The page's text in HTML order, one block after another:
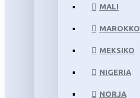
MALI
MAROKKO
MEKSIKO
NIGERIA
NORJA